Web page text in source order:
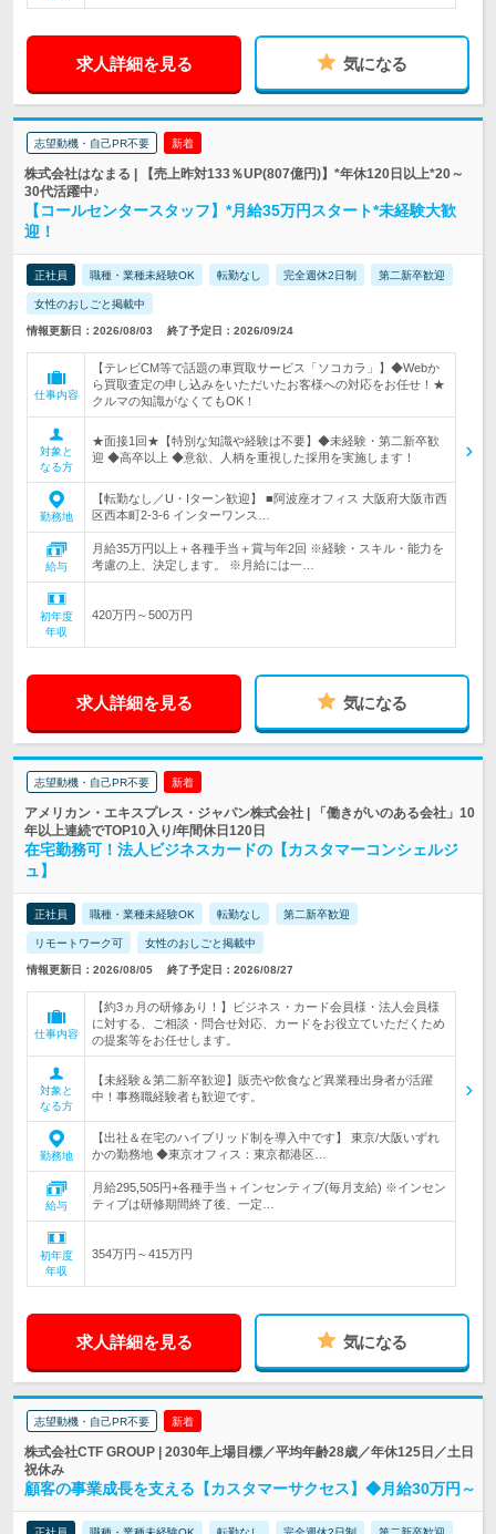
求人詳細を見る 気になる
志望動機・自己PR不要 新着
株式会社はなまる | 【売上昨対133％UP(807億円)】*年休120日以上*20～
30代活躍中♪
【コールセンタースタッフ】*月給35万円スタート*未経験大歓
迎！
正社員 職種・業種未経験OK 転勤なし 完全週休2日制 第二新卒歓迎
女性のおしごと掲載中
情報更新日：2026/08/03 終了予定日：2026/09/24
仕事内容
【テレビCM等で話題の車買取サービス「ソコカラ」】◆Webか
ら買取査定の申し込みをいただいたお客様への対応をお任せ！★
クルマの知識がなくてもOK！
対象と
なる方
★面接1回★【特別な知識や経験は不要】◆未経験・第二新卒歓
迎 ◆高卒以上 ◆意欲、人柄を重視した採用を実施します！
勤務地
【転勤なし／U・Iターン歓迎】 ■阿波座オフィス 大阪府大阪市西
区西本町2-3-6 インターワンス…
給与
月給35万円以上＋各種手当＋賞与年2回 ※経験・スキル・能力を
考慮の上、決定します。 ※月給には一…
初年度
年収
420万円～500万円
求人詳細を見る 気になる
志望動機・自己PR不要 新着
アメリカン・エキスプレス・ジャパン株式会社 | 「働きがいのある会社」10
年以上連続でTOP10入り/年間休日120日
在宅勤務可！法人ビジネスカードの【カスタマーコンシェルジ
ュ】
正社員 職種・業種未経験OK 転勤なし 第二新卒歓迎
リモートワーク可 女性のおしごと掲載中
情報更新日：2026/08/05 終了予定日：2026/08/27
仕事内容
【約3ヵ月の研修あり！】ビジネス・カード会員様・法人会員様
に対する、ご相談・問合せ対応、カードをお役立ていただくため
の提案等をお任せします。
対象と
なる方
【未経験＆第二新卒歓迎】販売や飲食など異業種出身者が活躍
中！事務職経験者も歓迎です。
勤務地
【出社＆在宅のハイブリッド制を導入中です】 東京/大阪いずれ
かの勤務地 ◆東京オフィス：東京都港区…
給与
月給295,505円+各種手当＋インセンティブ(毎月支給) ※インセン
ティブは研修期間終了後、一定…
初年度
年収
354万円～415万円
求人詳細を見る 気になる
志望動機・自己PR不要 新着
株式会社CTF GROUP | 2030年上場目標／平均年齢28歳／年休125日／土日
祝休み
顧客の事業成長を支える【カスタマーサクセス】◆月給30万円～